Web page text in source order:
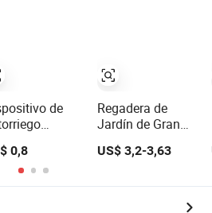
de
de
de jardín,
jardinera
0,8
Regadera de
Jardín de Gran
PE, Olla de Riego
Spray Portátil
US$ 3,2-3,63